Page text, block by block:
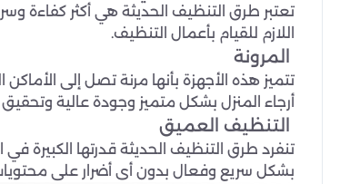
تعتبر طرق التنظيف الحديثة هي أكثر كفاءة
اللازم للقيام بأعمال التنظيف.
المرونة
تتميز هذه الأجهزة بأنها مرنة تصل إلى
أرجاء المنزل بشكل متميز وجودة عالية
التنظيف العميق
تنفرد طرق التنظيف الحديثة قدرتها الكبيرة
بشكل سريع وفعال بدون أى أضرار على